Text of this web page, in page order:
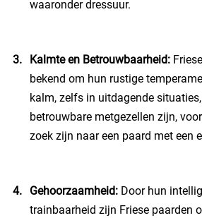
waaronder dressuur.
Kalmte en Betrouwbaarheid:
bekend om hun rustige
kalm, zelfs in uitdagende
betrouwbare metgezellen zijn,
zoek zijn naar een paard met een
Gehoorzaamheid: Door hun
trainbaarheid zijn Friese paarden